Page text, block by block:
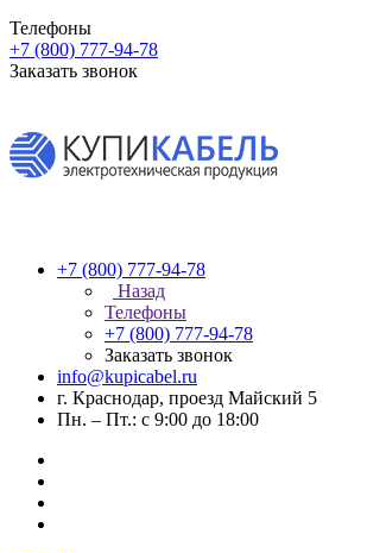
Телефоны
+7 (800) 777-94-78
Заказать звонок
+7 (800) 777-94-78
Назад
Телефоны
+7 (800) 777-94-78
Заказать звонок
info@kupicabel.ru
г. Краснодар, проезд Майский 5
Пн. – Пт.: с 9:00 до 18:00